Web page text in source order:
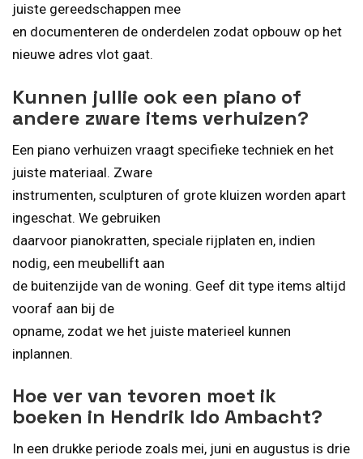
juiste gereedschappen mee
en documenteren de onderdelen zodat opbouw op het
nieuwe adres vlot gaat.
Kunnen jullie ook een piano of
andere zware items verhuizen?
Een piano verhuizen vraagt specifieke techniek en het
juiste materiaal. Zware
instrumenten, sculpturen of grote kluizen worden apart
ingeschat. We gebruiken
daarvoor pianokratten, speciale rijplaten en, indien
nodig, een meubellift aan
de buitenzijde van de woning. Geef dit type items altijd
vooraf aan bij de
opname, zodat we het juiste materieel kunnen
inplannen.
Hoe ver van tevoren moet ik
boeken in Hendrik Ido Ambacht?
In een drukke periode zoals mei, juni en augustus is drie